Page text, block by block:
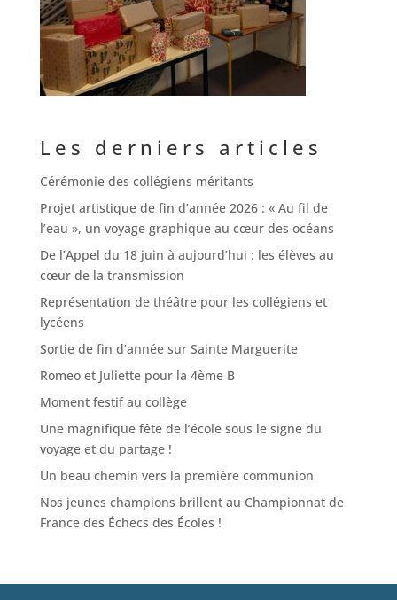
Les derniers articles
Cérémonie des collégiens méritants
Projet artistique de fin d’année 2026 : « Au fil de
l’eau », un voyage graphique au cœur des océans
De l’Appel du 18 juin à aujourd’hui : les élèves au
cœur de la transmission
Représentation de théâtre pour les collégiens et
lycéens
Sortie de fin d’année sur Sainte Marguerite
Romeo et Juliette pour la 4ème B
Moment festif au collège
Une magnifique fête de l’école sous le signe du
voyage et du partage !
Un beau chemin vers la première communion
Nos jeunes champions brillent au Championnat de
France des Échecs des Écoles !